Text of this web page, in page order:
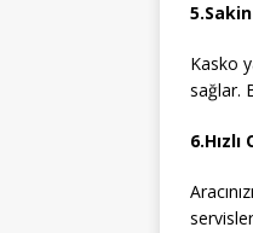
Kasko
sağlar.
6.Hızlı